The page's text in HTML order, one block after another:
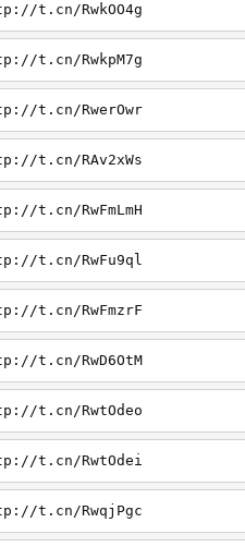
t.cn/RwkOO4g
t.cn/RwkpM7g
t.cn/RwerOwr
t.cn/RAv2xWs
t.cn/RwFmLmH
t.cn/RwFu9ql
t.cn/RwFmzrF
t.cn/RwD6OtM
t.cn/RwtOdeo
t.cn/RwtOdei
t.cn/RwqjPgc